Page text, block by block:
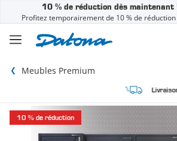
10 % de réduction dès maintenant
Profitez temporairement de 10 % de
Meubles Premium
Livraison gratuite à
10 % de réduction